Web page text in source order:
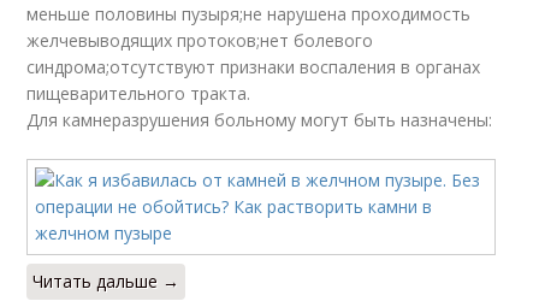
меньше половины пузыря;не нарушена проходимость
желчевыводящих протоков;нет болевого
синдрома;отсутствуют признаки воспаления в органах
пищеварительного тракта.
Для камнеразрушения больному могут быть назначены:
Читать дальше →